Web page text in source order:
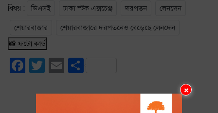
×
বিষয় : ডিএসই ঢাকা স্টক এক্সচেঞ্জ দরপতন লেনদেন
শেয়ারবাজার
শেয়ারবাজারে দরপতনেও বেড়েছে লেনদেন
📸 ফটো কার্ড
Facebook
TwitterEmail